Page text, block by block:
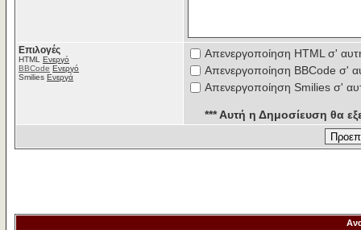
Επιλογές
HTML Ενεργό
BBCode Ενεργό
Smilies Ενεργά
Απενεργοποίηση HTML σ'
Απενεργοποίηση BBCode σ'
Απενεργοποίηση Smilies σ'
*** Αυτή η Δημοσίευση θα